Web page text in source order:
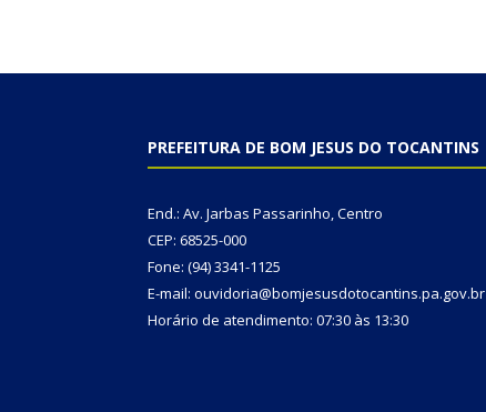
PREFEITURA DE BOM JESUS DO TOCANTINS
End.: Av. Jarbas Passarinho, Centro
CEP: 68525-000
Fone: (94) 3341-1125
E-mail: ouvidoria@bomjesusdotocantins.pa.gov.br
Horário de atendimento: 07:30 às 13:30